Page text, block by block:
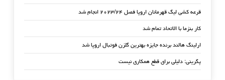
قرعه کشی لیگ قهرمانان اروپا فصل ۲۰۲۳/۲۴ انجام شد
کار بنزما با الاتحاد تمام شد
ارلینگ هالند برنده جایزه بهترین گلزن فوتبال اروپا شد
پگرینی: دلیلی برای قطع همکاری نیست